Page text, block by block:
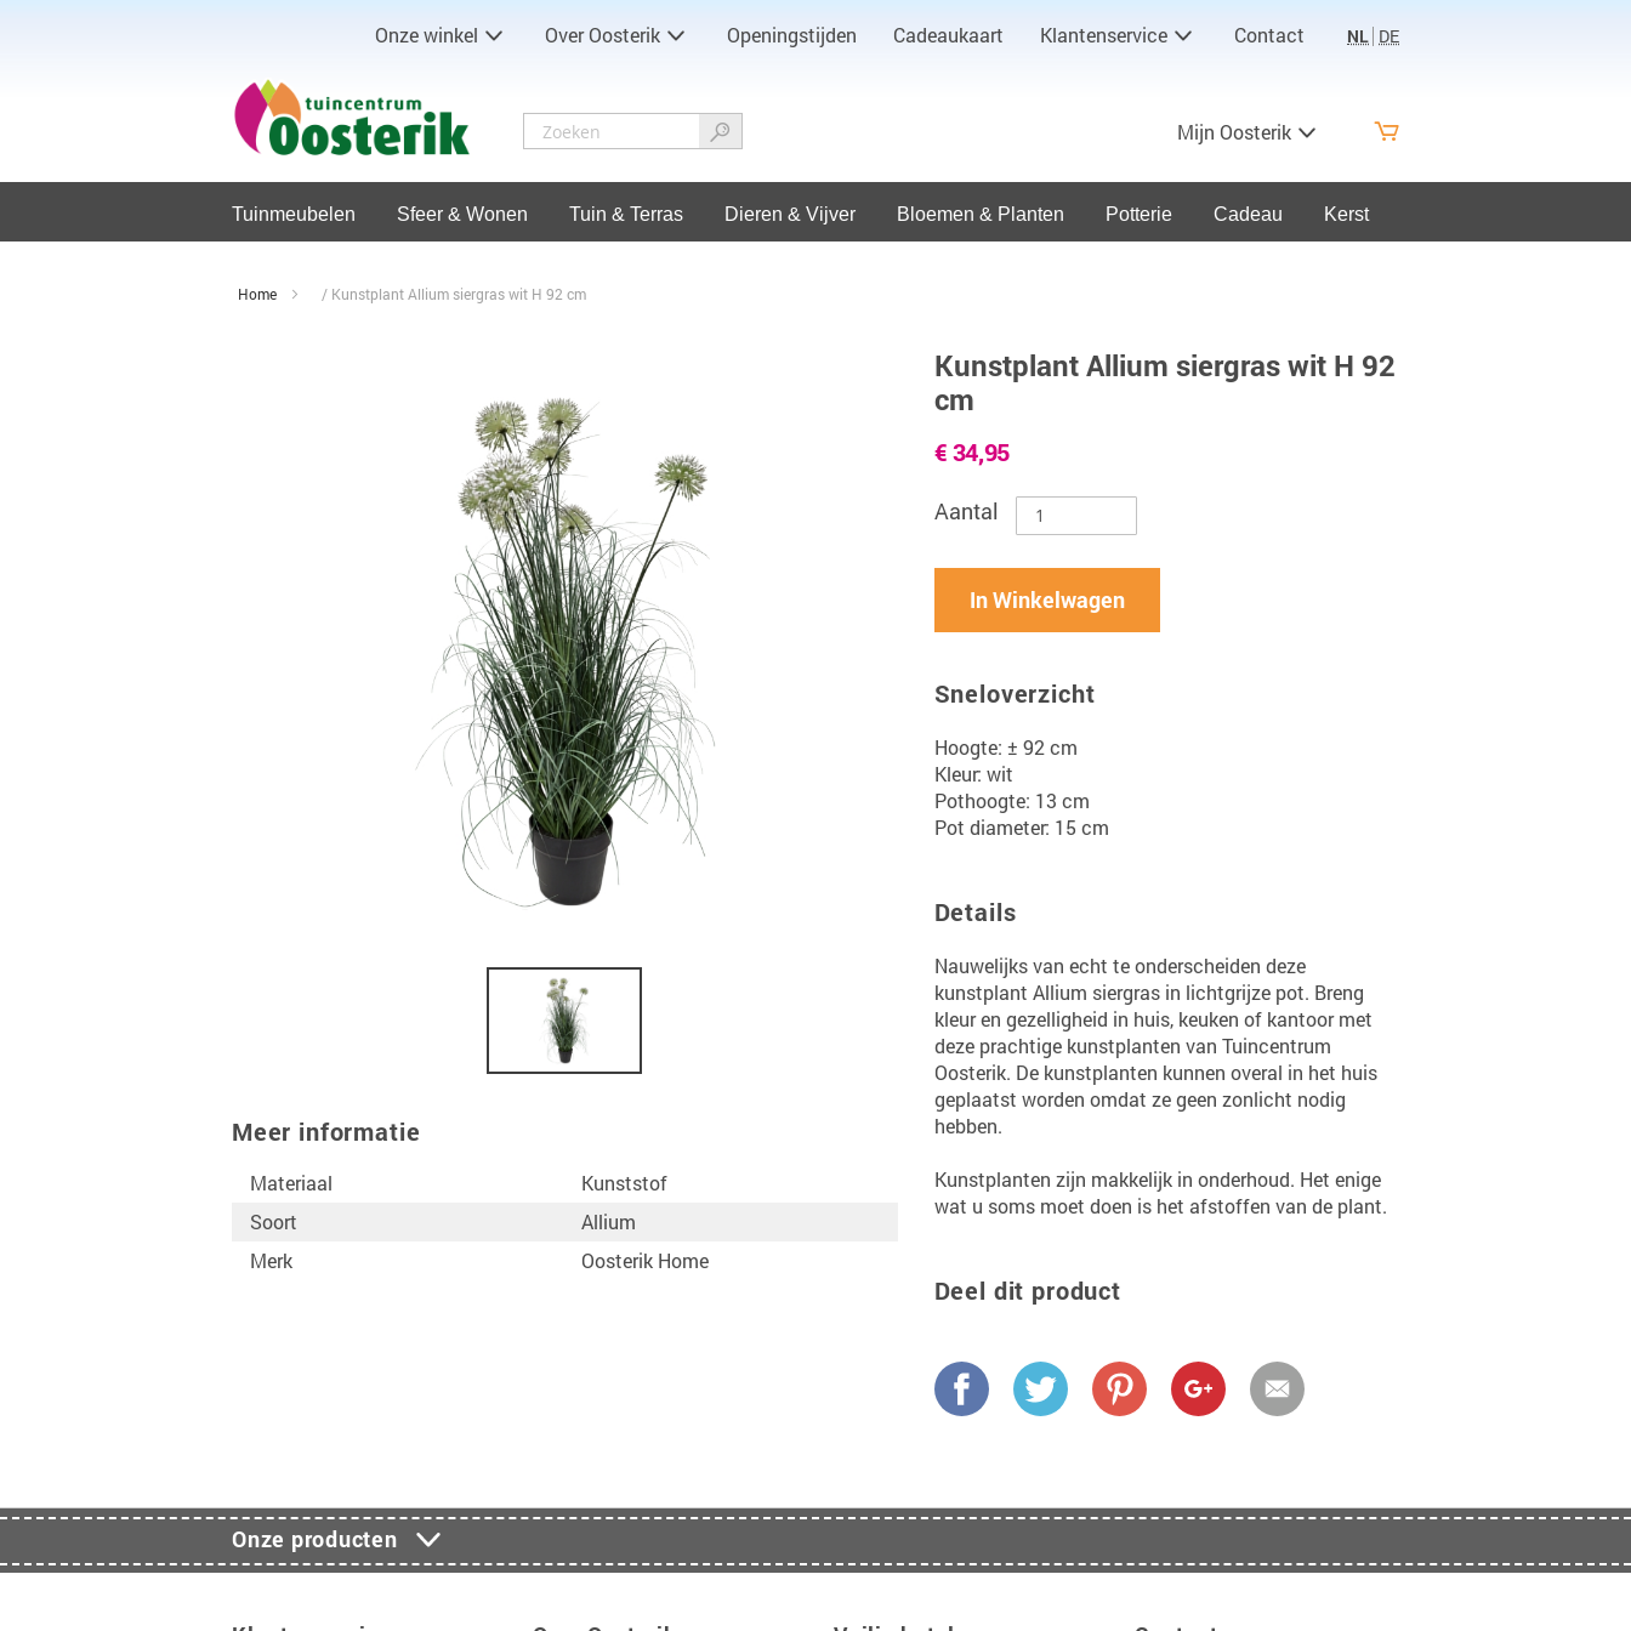
Onze winkel Over Oosterik Openingstijden Cadeaukaart Klantenservice Contact NL DE
Mijn Oosterik
Tuinmeubelen Sfeer & Wonen Tuin & Terras Dieren & Vijver Bloemen & Planten Potterie Cadeau Kerst
Home Kunstplant Allium siergras wit H 92 cm
Meer informatie
Materiaal
Kunststof
Soort
Allium
Merk
Oosterik Home
Kunstplant Allium siergras wit H 92
cm
€ 34,95
Aantal
In Winkelwagen
Sneloverzicht
Hoogte: ± 92 cm
Kleur: wit
Pothoogte: 13 cm
Pot diameter: 15 cm
Details
Nauwelijks van echt te onderscheiden deze
kunstplant Allium siergras in lichtgrijze pot. Breng
kleur en gezelligheid in huis, keuken of kantoor met
deze prachtige kunstplanten van Tuincentrum
Oosterik. De kunstplanten kunnen overal in het huis
geplaatst worden omdat ze geen zonlicht nodig
hebben.
Kunstplanten zijn makkelijk in onderhoud. Het enige
wat u soms moet doen is het afstoffen van de plant.
Deel dit product
Onze producten